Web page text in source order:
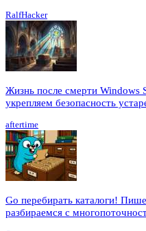
RalfHacker
Жизнь после смерти Windows
укрепляем безопасность
aftertime
Go перебирать каталоги!
разбираемся с